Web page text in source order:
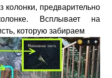
предварительно
Всплывает на
которую забираем